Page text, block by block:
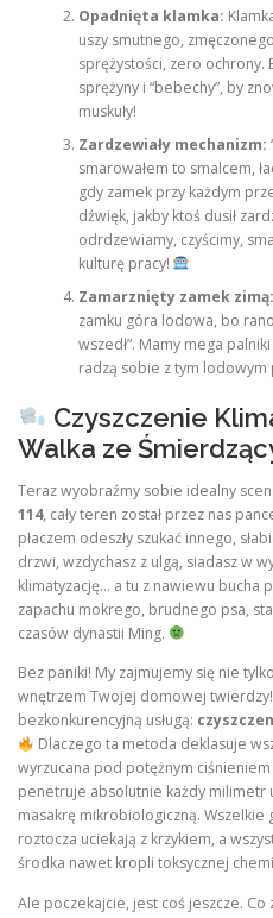
Opadnięta klamka:
uszy smutnego,
sprężystości, zero ochrony.
sprężyny i “bebechy”, by
muskuły!
Zardzewiały mechanizm:
smarowałem to smalcem,
gdy zamek przy każdym
dźwięk, jakby ktoś dusił
odrdzewiamy, czyścimy,
kulturę pracy!
Zamarznięty zamek zimą:
zamku góra lodowa, bo
wszedł”. Mamy mega
radzą sobie z tym
Czyszczenie
Walka ze
Teraz wyobraźmy sobie idealny
114, cały teren został przez nas
płaczem odeszły szukać innego,
drzwi, wzdychasz z ulgą, siadasz w
klimatyzację… a tu z nawiewu
zapachu mokrego, brudnego psa,
czasów dynastii Ming.
Bez paniki! My zajmujemy się nie
wnętrzem Twojej domowej twierdzy!
bezkonkurencyjną usługą:
Dlaczego ta metoda deklasuje
wyrzucana pod potężnym
penetruje absolutnie każdy milimetr
masakrę mikrobiologiczną. Wszelkie
roztocza uciekają z krzykiem, a
środka nawet kropli toksycznej
Ale poczekajcie, jest coś jeszcze.